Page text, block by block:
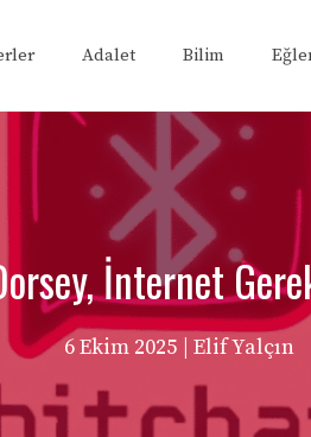
Adalet Bilim
İnternet
6 Ekim 2025 | Elif Yalçın